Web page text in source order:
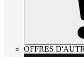
OFFRES